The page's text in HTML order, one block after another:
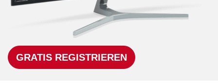
GRATIS REGISTRIEREN